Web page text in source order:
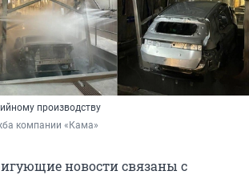
производству
компании «Кама»
новости связаны с